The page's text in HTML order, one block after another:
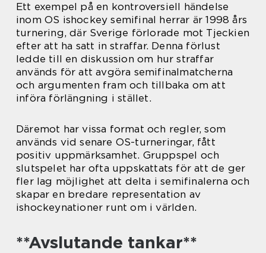
Ett exempel på en kontroversiell händelse
inom OS ishockey semifinal herrar är 1998 års
turnering, där Sverige förlorade mot Tjeckien
efter att ha satt in straffar. Denna förlust
ledde till en diskussion om hur straffar
används för att avgöra semifinalmatcherna
och argumenten fram och tillbaka om att
införa förlängning i stället.
Däremot har vissa format och regler, som
används vid senare OS-turneringar, fått
positiv uppmärksamhet. Gruppspel och
slutspelet har ofta uppskattats för att de ger
fler lag möjlighet att delta i semifinalerna och
skapar en bredare representation av
ishockeynationer runt om i världen.
**Avslutande tankar**